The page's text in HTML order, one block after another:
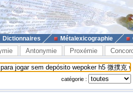
Dictionnaires Métalexicographie
Antonymie Proxémie
catégorie :